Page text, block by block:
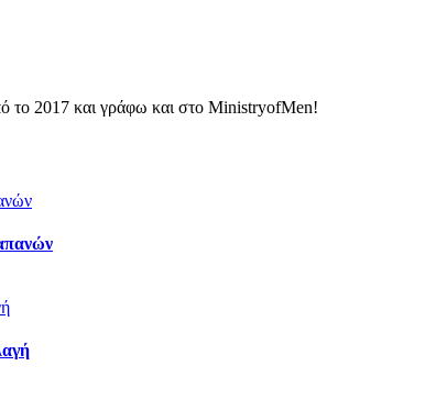
το 2017 και γράφω και στο MinistryofMen!